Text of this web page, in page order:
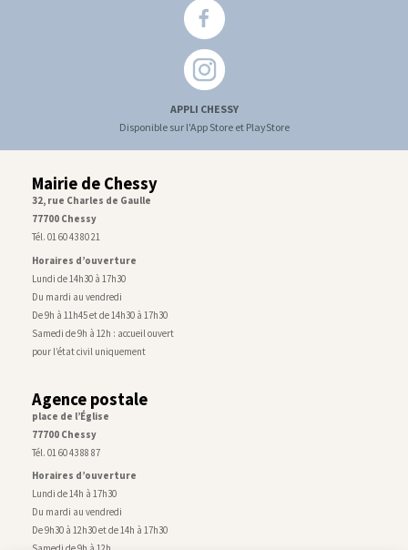
APPLI CHESSY
Disponible sur l'App Store et PlayStore
Mairie de Chessy
32, rue Charles de Gaulle
77700 Chessy
Tél. 01 60 43 80 21
Horaires d’ouverture
Lundi de 14h30 à 17h30
Du mardi au vendredi
De 9h à 11h45 et de 14h30 à 17h30
Samedi de 9h à 12h : accueil ouvert
pour l’état civil uniquement
Agence postale
place de l’Église
77700 Chessy
Tél. 01 60 43 88 87
Horaires d’ouverture
Lundi de 14h à 17h30
Du mardi au vendredi
De 9h30 à 12h30 et de 14h à 17h30